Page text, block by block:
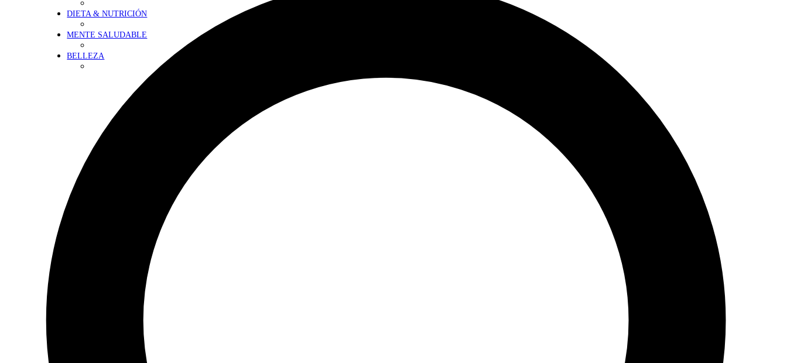
DIETA & NUTRICIÓN
MENTE SALUDABLE
BELLEZA